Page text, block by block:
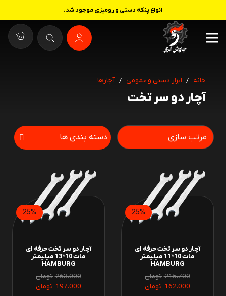
انواع پنکه دستی و رومیزی موجود شد.
خانه / ابزار دستی و عمومی / آچارها
آچار دو سر تخت
دسته بندی ها
25%
آچار دو سر تخت حرفه ای
مات 10*11 میلیمتر
HAMBURG
215،700 تومان
162،000 تومان
25%
آچار دو سر تخت حرفه ای
مات 10*13 میلیمتر
HAMBURG
263،000 تومان
197،000 تومان